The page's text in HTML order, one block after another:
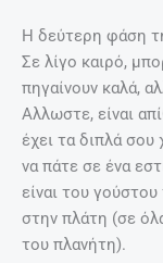
Η δεύτερη φάση
Σε λίγο καιρό,
πηγαίνουν καλά,
Αλλωστε, είναι
έχει τα διπλά σου
να πάτε σε ένα
είναι του
στην πλάτη (σε
του πλανήτη).